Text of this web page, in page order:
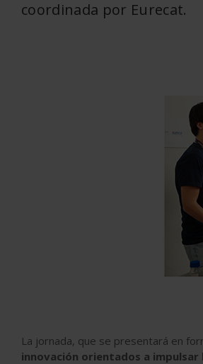
coordinada por Eurecat.
La jornada, que se presentará en
innovación orientados a